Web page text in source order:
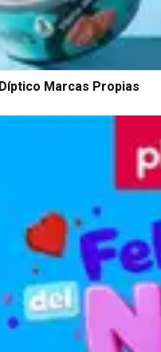
Marcas Propias